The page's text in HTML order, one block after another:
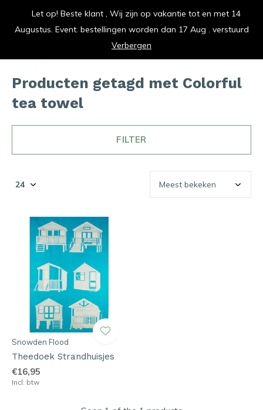
vrolijk je keuken op
Producten getagd met Colorful
tea towel
FILTER
Snowden Flood
Theedoek Strandhuisjes
€16,95
Incl. btw
Let op! Beste klant , Wij zijn op vakantie tot en met 14
Augustus. Event. bestellingen worden dan 17 Aug . verstuurd
Verbergen